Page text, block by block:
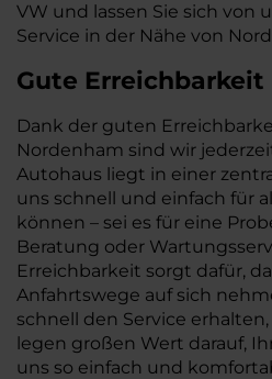
VW und lassen Sie sich von
Service in der Nähe von
Gute Erreichbarkeit
Dank der guten
Nordenham sind wir
Autohaus liegt in einer
uns schnell und einfach für
können – sei es für eine
Beratung oder
Erreichbarkeit sorgt dafür,
Anfahrtswege auf sich
schnell den Service
legen großen Wert darauf,
uns so einfach und